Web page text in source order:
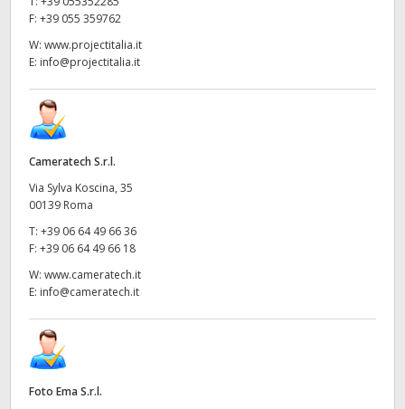
F: +39 055 359762
W: www.projectitalia.it
E: info@projectitalia.it
Cameratech S.r.l.
Via Sylva Koscina, 35
00139 Roma
T: +39 06 64 49 66 36
F: +39 06 64 49 66 18
W: www.cameratech.it
E: info@cameratech.it
Foto Ema S.r.l.